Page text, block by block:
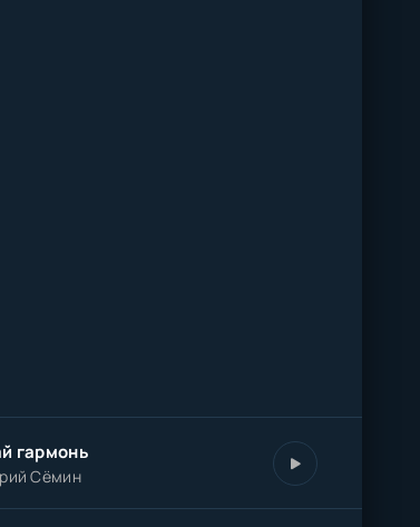
гармонь
Сёмин